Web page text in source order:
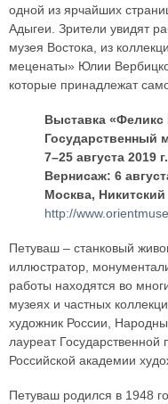
одной из ярчайших
Адыгеи. Зрители увидят
музея Востока, из
меценаты» Юлии
которые принадлежат
Выставка «Феликс
Государственный
7–25 августа 2019 г.
Вернисаж: 6
Москва,
http://
Петуваш – станковый
иллюстратор,
работы находятся во
музеях и частных
художник России,
лауреат
Российской академии
Петуваш родился в 1948